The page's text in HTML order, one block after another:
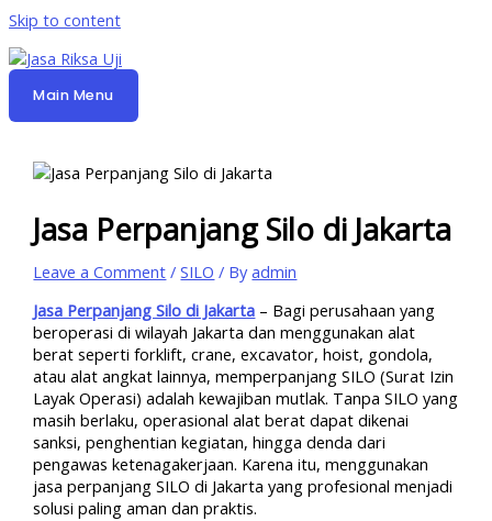
Skip to content
Main Menu
Jasa Perpanjang Silo di Jakarta
Leave a Comment /SILO / Byadmin
Jasa Perpanjang Silo di Jakarta – Bagi perusahaan yang
beroperasi di wilayah Jakarta dan menggunakan alat
berat seperti forklift, crane, excavator, hoist, gondola,
atau alat angkat lainnya, memperpanjang SILO (Surat Izin
Layak Operasi) adalah kewajiban mutlak. Tanpa SILO yang
masih berlaku, operasional alat berat dapat dikenai
sanksi, penghentian kegiatan, hingga denda dari
pengawas ketenagakerjaan. Karena itu, menggunakan
jasa perpanjang SILO di Jakarta yang profesional menjadi
solusi paling aman dan praktis.